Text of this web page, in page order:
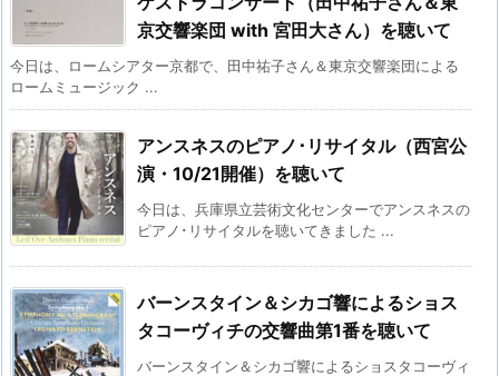
京交響楽団 with 宮田大さん）を聴いて
今日は、ロームシアター京都で、田中祐子さん＆東京交響楽団による
ロームミュージック ...
アンスネスのピアノ･リサイタル（西宮公
演・10/21開催）を聴いて
今日は、兵庫県立芸術文化センターでアンスネスの
ピアノ･リサイタルを聴いてきました ...
バーンスタイン＆シカゴ響によるショス
タコーヴィチの交響曲第1番を聴いて
バーンスタイン＆シカゴ響によるショスタコーヴィ